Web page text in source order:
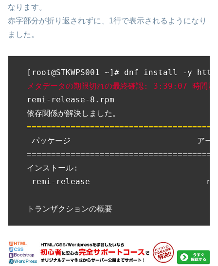
なります。
赤字部分が折り返されずに、1行で表示されるようになり
ました。
メタデータの期限切れの最終確認: 3:39:07 時間
remi-release-8.rpm
パッケージ                          アー
インストール:
remi-release
トランザクションの概要